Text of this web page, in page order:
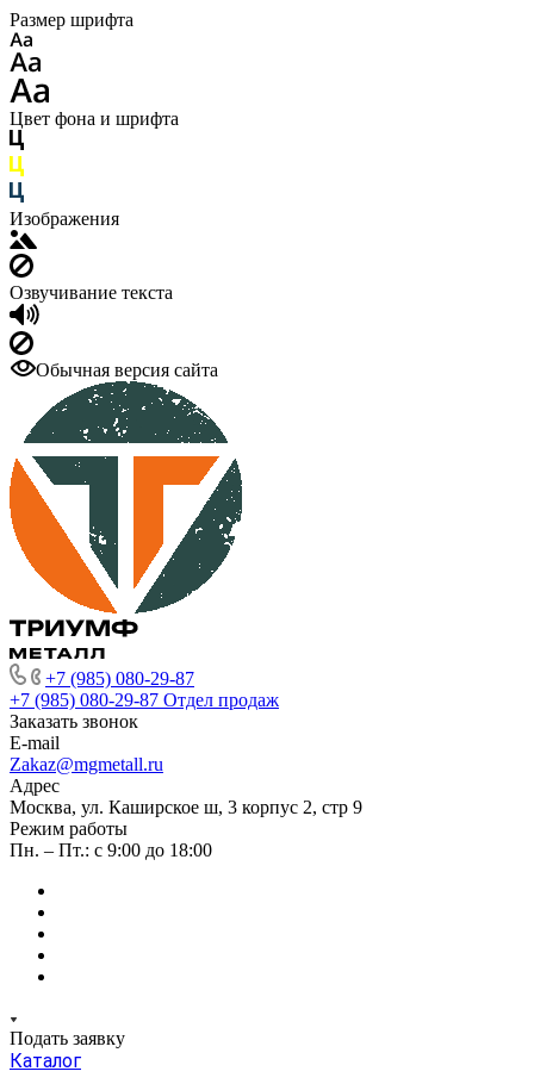
Размер шрифта
Цвет фона и шрифта
Изображения
Озвучивание текста
Обычная версия сайта
+7 (985) 080-29-87
+7 (985) 080-29-87 Отдел продаж
Заказать звонок
E-mail
Zakaz@mgmetall.ru
Адрес
Москва, ул. Каширское ш, 3 корпус 2, стр 9
Режим работы
Пн. – Пт.: с 9:00 до 18:00
Подать заявку
Каталог